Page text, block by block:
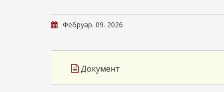
Фебруар. 09. 2026
Документ